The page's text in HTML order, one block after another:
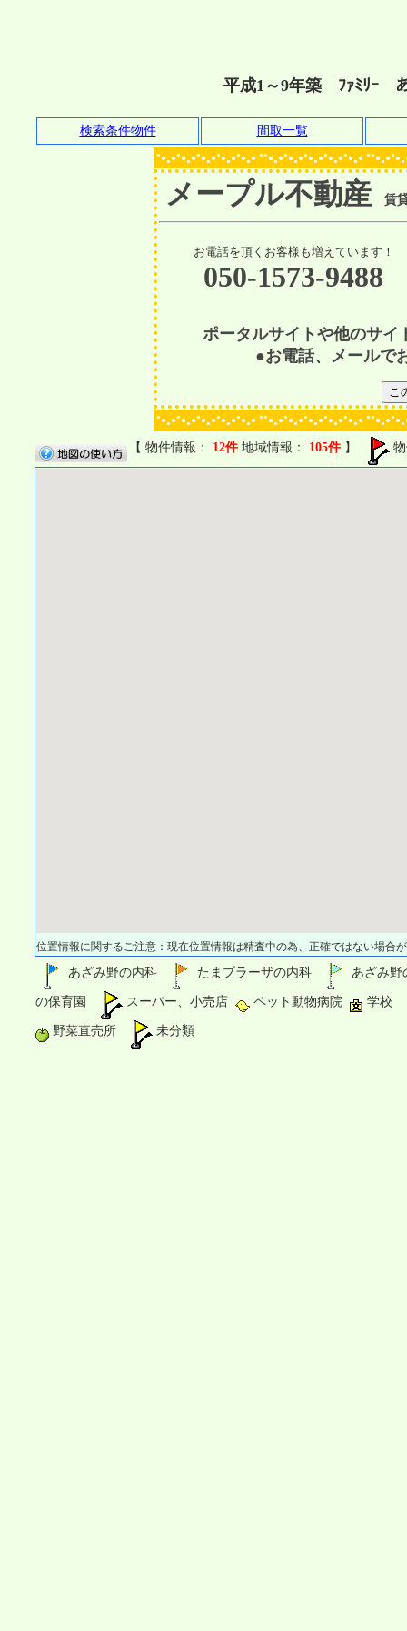
平成1～9年築 ﾌｧﾐﾘｰ
検索条件物件 間取一覧
● ●● ●● ●● ●● ●● ●● ●● ●● ●● ● ●● ●● ●● ●● ●● ●● ●● ●● ●● ●● ● ●● ●● ●● ●●
メープル不動産賃貸
お電話を頂くお客様も増えています！
050-1573-9488
ポータルサイトや他のサイ
●お電話、メールで
● ●● ●● ●● ●● ●● ●● ●● ●● ●● ● ●● ●● ●● ●● ●● ●● ●● ●● ●● ●● ● ●● ●● ●● ●●
【 物件情報： 12件地域情報： 105件】
位置情報に関するご注意：現在位置情報は精査中の為、正確ではない場合
あざみ野の内科 たまプラーザの内科 あざみ
の保育園 スーパー、小売店 ペット動物病院 学校
野菜直売所 未分類